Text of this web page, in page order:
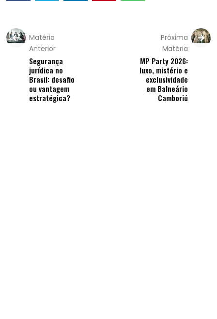
Matéria
Anterior
Segurança
jurídica no
Brasil: desafio
ou vantagem
estratégica?
Próxima
Matéria
MP Party 2026:
luxo, mistério e
exclusividade
em Balneário
Camboriú